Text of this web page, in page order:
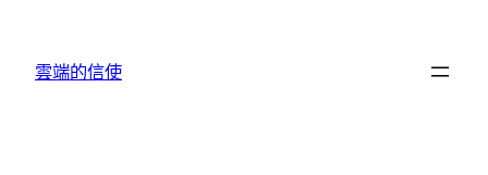
雲端的信使